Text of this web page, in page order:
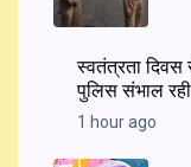
स्वतंत्रता दिवस
पुलिस संभाल रही
1 hour ago